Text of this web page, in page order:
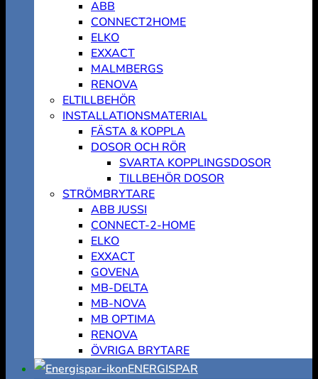
ABB
CONNECT2HOME
ELKO
EXXACT
MALMBERGS
RENOVA
ELTILLBEHÖR
INSTALLATIONSMATERIAL
FÄSTA & KOPPLA
DOSOR OCH RÖR
SVARTA KOPPLINGSDOSOR
TILLBEHÖR DOSOR
STRÖMBRYTARE
ABB JUSSI
CONNECT-2-HOME
ELKO
EXXACT
GOVENA
MB-DELTA
MB-NOVA
MB OPTIMA
RENOVA
ÖVRIGA BRYTARE
ENERGISPAR